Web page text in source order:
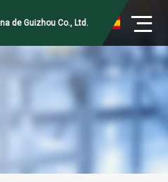
de Guizhou Co., Ltd.